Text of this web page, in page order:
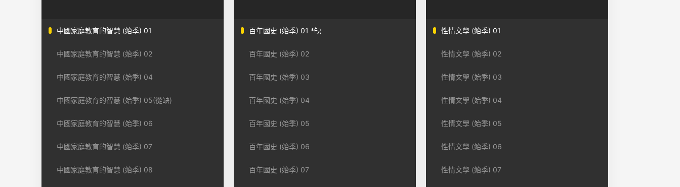
中國家庭教育的智慧 (始季) 01
中國家庭教育的智慧 (始季) 02
中國家庭教育的智慧 (始季) 04
中國家庭教育的智慧 (始季) 05(從缺)
中國家庭教育的智慧 (始季) 06
中國家庭教育的智慧 (始季) 07
中國家庭教育的智慧 (始季) 08
百年國史 (始季) 01 *缺
百年國史 (始季) 02
百年國史 (始季) 03
百年國史 (始季) 04
百年國史 (始季) 05
百年國史 (始季) 06
百年國史 (始季) 07
性情文學 (始季) 01
性情文學 (始季) 02
性情文學 (始季) 03
性情文學 (始季) 04
性情文學 (始季) 05
性情文學 (始季) 06
性情文學 (始季) 07